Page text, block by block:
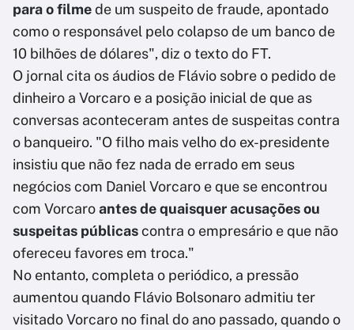
para o filmede um suspeito de fraude, apontado
como o responsável pelo colapso de um banco de
10 bilhões de dólares", diz o texto do FT.
O jornal cita os áudios de Flávio sobre o pedido de
dinheiro a Vorcaro e a posição inicial de que as
conversas aconteceram antes de suspeitas contra
o banqueiro. "O filho mais velho do ex-presidente
insistiu que não fez nada de errado em seus
negócios com Daniel Vorcaro e que se encontrou
com Vorcaroantes de quaisquer acusações ou
suspeitas públicascontra o empresário e que não
ofereceu favores em troca."
No entanto, completa o periódico, a pressão
aumentou quando Flávio Bolsonaro admitiu ter
visitado Vorcaro no final do ano passado, quando o